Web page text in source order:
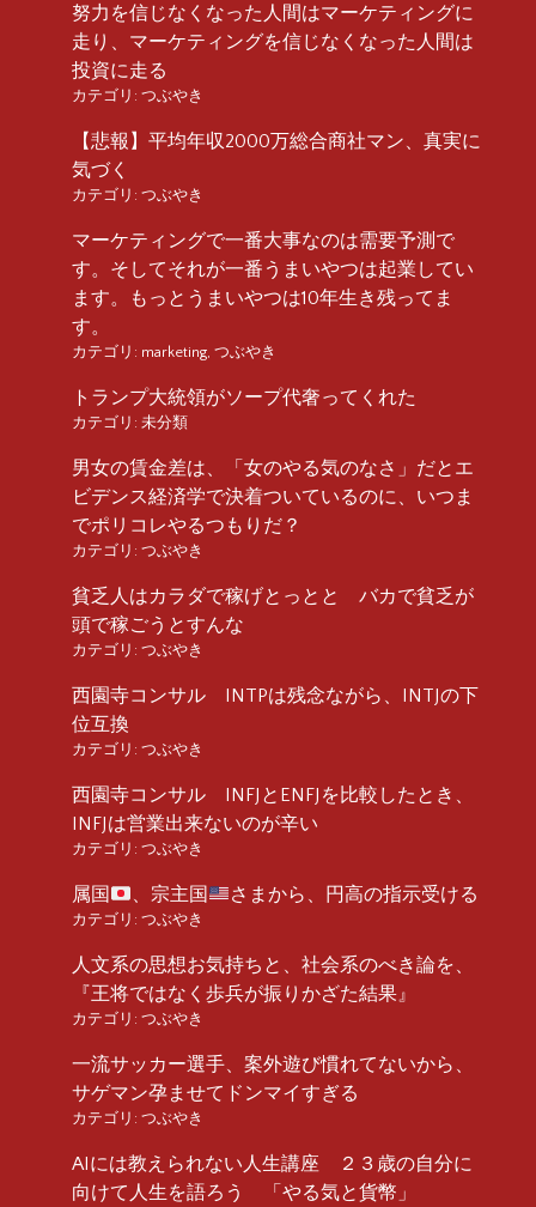
努力を信じなくなった人間はマーケティングに
走り、マーケティングを信じなくなった人間は
投資に走る
カテゴリ: つぶやき
【悲報】平均年収2000万総合商社マン、真実に
気づく
カテゴリ: つぶやき
マーケティングで一番大事なのは需要予測で
す。そしてそれが一番うまいやつは起業してい
ます。もっとうまいやつは10年生き残ってま
す。
カテゴリ: marketing, つぶやき
トランプ大統領がソープ代奢ってくれた
カテゴリ: 未分類
男女の賃金差は、「女のやる気のなさ」だとエ
ビデンス経済学で決着ついているのに、いつま
でポリコレやるつもりだ？
カテゴリ: つぶやき
貧乏人はカラダで稼げとっとと バカで貧乏が
頭で稼ごうとすんな
カテゴリ: つぶやき
西園寺コンサル INTPは残念ながら、INTJの下
位互換
カテゴリ: つぶやき
西園寺コンサル INFJとENFJを比較したとき、
INFJは営業出来ないのが辛い
カテゴリ: つぶやき
属国 、宗主国 さまから、円高の指示受ける
カテゴリ: つぶやき
人文系の思想お気持ちと、社会系のべき論を、
『王将ではなく歩兵が振りかざた結果』
カテゴリ: つぶやき
一流サッカー選手、案外遊び慣れてないから、
サゲマン孕ませてドンマイすぎる
カテゴリ: つぶやき
AIには教えられない人生講座 ２３歳の自分に
向けて人生を語ろう 「やる気と貨幣」